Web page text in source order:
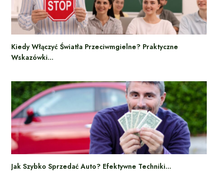
Kiedy Włączyć Światła Przeciwmgielne? Praktyczne
Wskazówki…
Jak Szybko Sprzedać Auto? Efektywne Techniki…